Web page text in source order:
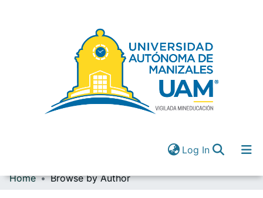
Log In(current)
Communities & Collections
Home Browse by Author